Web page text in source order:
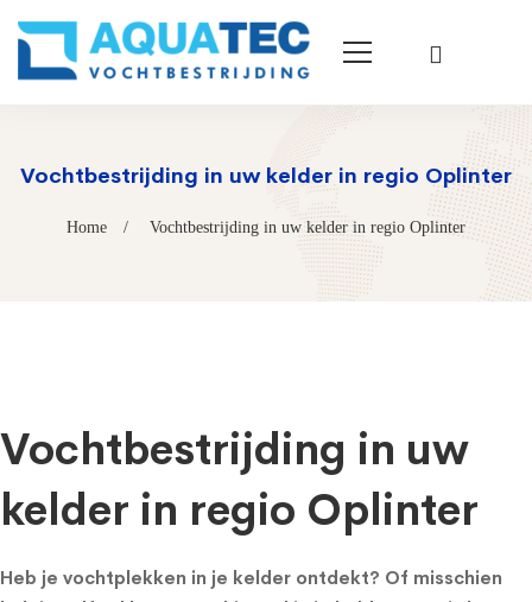
Vochtbestrijding in uw kelder in regio Oplinter
Home Vochtbestrijding in uw kelder in regio Oplinter
Vochtbestrijding in uw
kelder in regio Oplinter
Heb je vochtplekken in je kelder ontdekt? Of misschien